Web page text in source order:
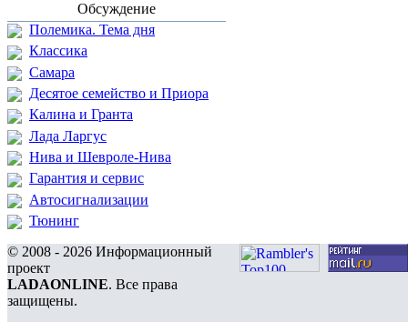
Обсуждение
Полемика. Тема дня
Классика
Самара
Десятое семейство и Приора
Калина и Гранта
Лада Ларгус
Нива и Шевроле-Нива
Гарантия и сервис
Автосигнализации
Тюнинг
© 2008 - 2026 Информационный
проект
LADAONLINE. Все права
защищены.